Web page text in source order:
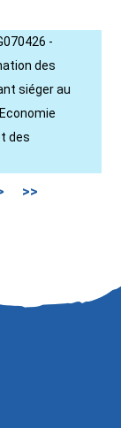
-
des
siéger au
des
>>